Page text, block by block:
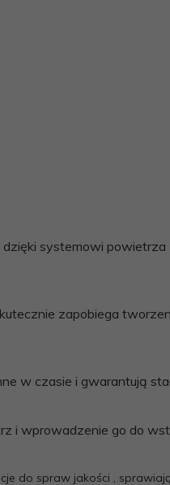
systemowi powietrza
zapobiega
w czasie i gwarantują
i wprowadzenie go do
do spraw jakości ,